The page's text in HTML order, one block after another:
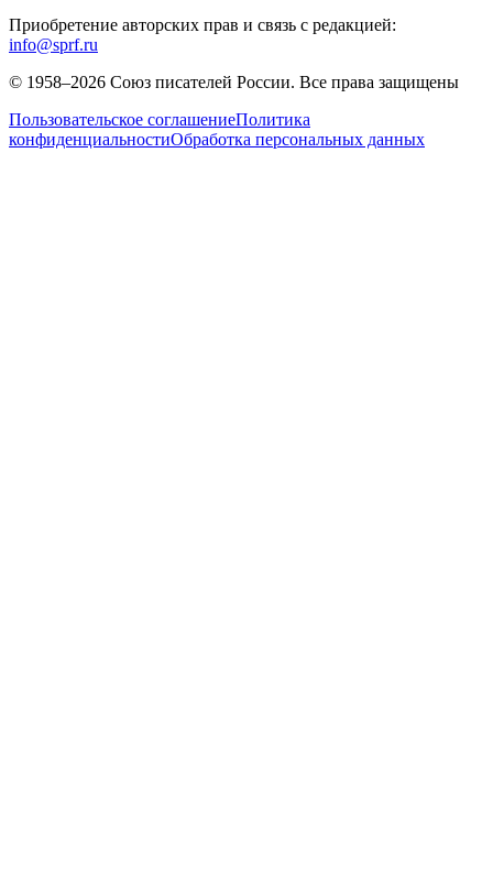
Приобретение авторских прав и связь с редакцией:
info@sprf.ru
© 1958–2026 Союз писателей России. Все права защищены
Пользовательское соглашениеПолитика
конфиденциальностиОбработка персональных данных